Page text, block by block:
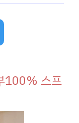
100% 스프